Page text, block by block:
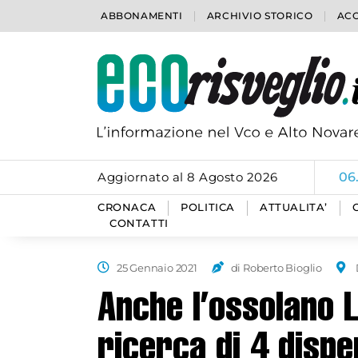
ABBONAMENTI ARCHIVIO STORICO
Aggiornato al 8 Agosto 2026
CRONACA POLITICA ATTUALITA’
CONTATTI
25 Gennaio 2021 di Roberto Bioglio
Anche l’ossolano